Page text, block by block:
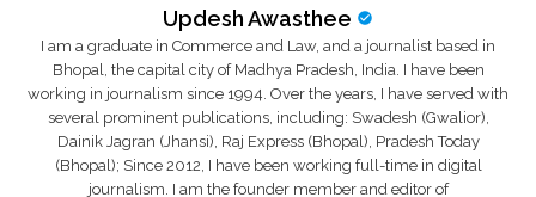
Updesh Awasthee
I am a graduate in Commerce and Law, and a journalist based in
Bhopal, the capital city of Madhya Pradesh, India. I have been
working in journalism since 1994. Over the years, I have served with
several prominent publications, including: Swadesh (Gwalior),
Dainik Jagran (Jhansi), Raj Express (Bhopal), Pradesh Today
(Bhopal); Since 2012, I have been working full-time in digital
journalism. I am the founder member and editor of